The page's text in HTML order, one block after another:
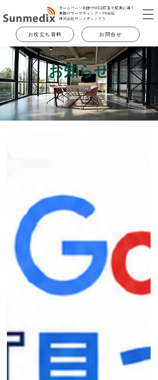
ホームページ制作やWEB広告で成果に導く
長野のマーケティング×PR会社
​株式会社サンメディックス
お役立ち資料 お問合せ
お知らせ
NEWS